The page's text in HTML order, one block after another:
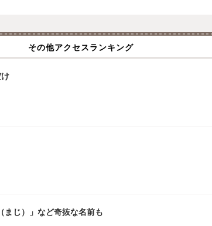
その他アクセスランキング
まじ）」など奇抜な名前も